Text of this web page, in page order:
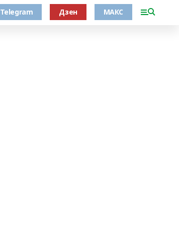
Telegram Дзен МАКС